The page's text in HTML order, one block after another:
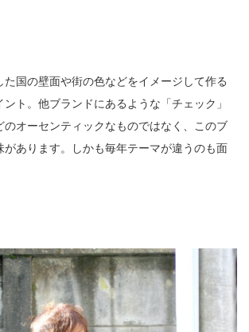
た国の壁面や街の色などをイメージして作る
ト。他ブランドにあるような「チェック」
のオーセンティックなものではなく、このブ
があります。しかも毎年テーマが違うのも面